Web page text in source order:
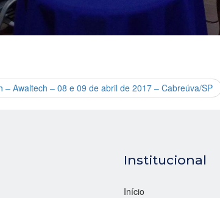
– Awaltech – 08 e 09 de abril de 2017 – Cabreúva/SP
Institucional
Início